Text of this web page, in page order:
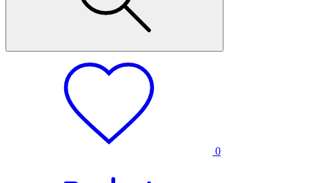
0